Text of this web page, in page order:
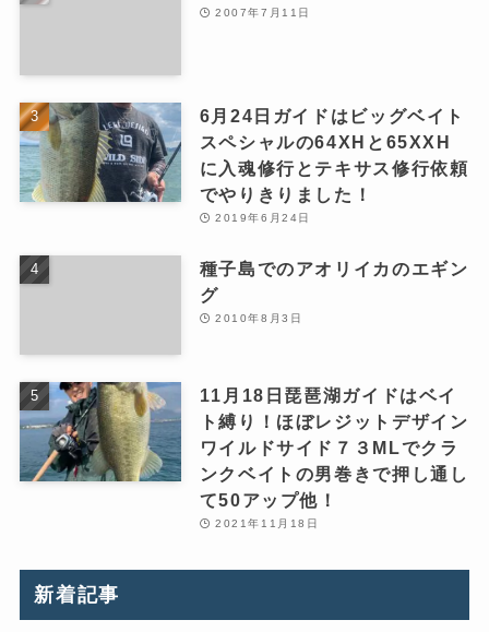
2007年7月11日
6月24日ガイドはビッグベイト
スペシャルの64XHと65XXH
に入魂修行とテキサス修行依頼
でやりきりました！
2019年6月24日
種子島でのアオリイカのエギン
グ
2010年8月3日
11月18日琵琶湖ガイドはベイ
ト縛り！ほぼレジットデザイン
ワイルドサイド７３MLでクラ
ンクベイトの男巻きで押し通し
て50アップ他！
2021年11月18日
新着記事